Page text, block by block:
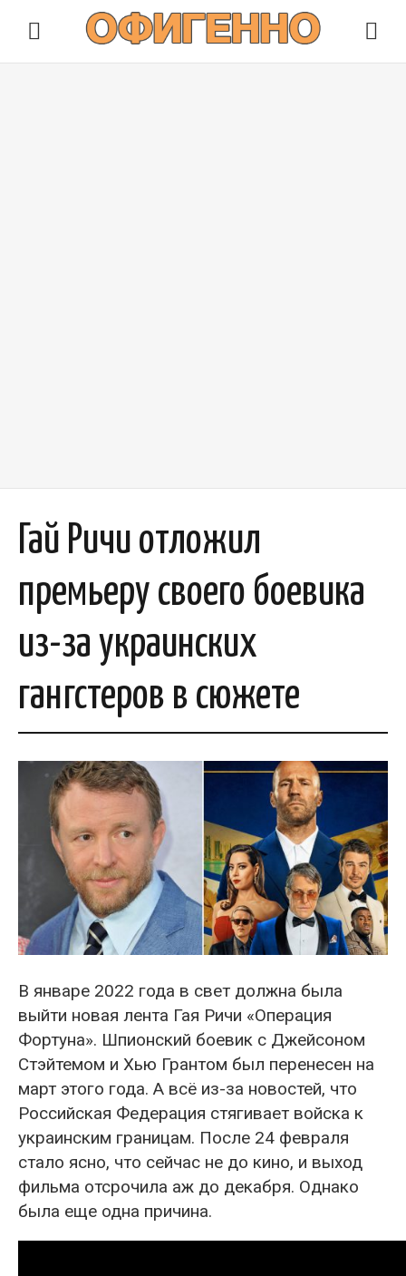
Гай Ричи отложил
премьеру своего боевика
из-за украинских
гангстеров в сюжете
В январе 2022 года в свет должна была
выйти новая лента Гая Ричи «Операция
Фортуна». Шпионский боевик с Джейсоном
Стэйтемом и Хью Грантом был перенесен на
март этого года. А всё из-за новостей, что
Российская Федерация стягивает войска к
украинским границам. После 24 февраля
стало ясно, что сейчас не до кино, и выход
фильма отсрочила аж до декабря. Однако
была еще одна причина.